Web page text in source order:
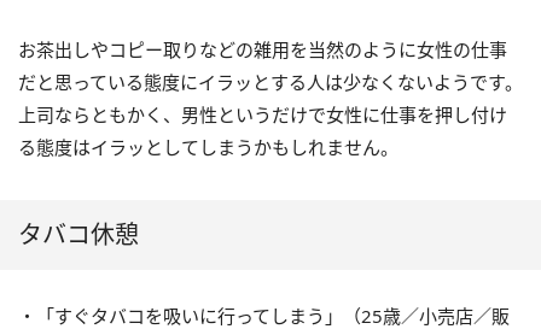
お茶出しやコピー取りなどの雑用を当然のように女性の仕事
だと思っている態度にイラッとする人は少なくないようです。
上司ならともかく、男性というだけで女性に仕事を押し付け
る態度はイラッとしてしまうかもしれません。
タバコ休憩
・「すぐタバコを吸いに行ってしまう」（25歳／小売店／販